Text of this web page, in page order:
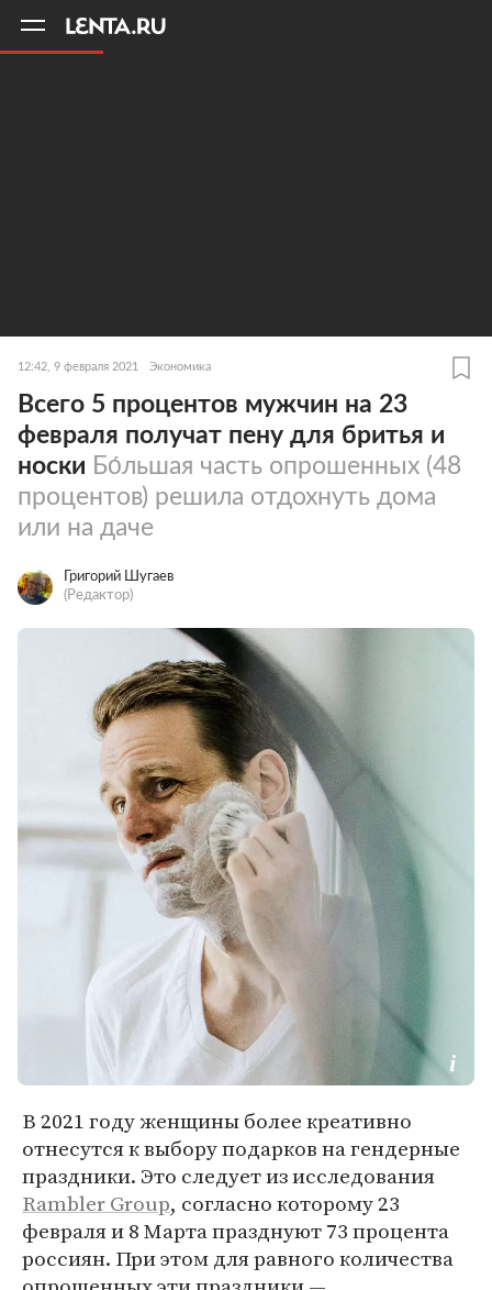
12:42, 9 февраля 2021 Экономика
Всего 5 процентов мужчин на 23
февраля получат пену для бритья и
носки Бо́льшая часть опрошенных (48
процентов) решила отдохнуть дома
или на даче
Григорий Шугаев
(Редактор)
В 2021 году женщины более креативно
отнесутся к выбору подарков на гендерные
праздники. Это следует из исследования
Rambler Group, согласно которому 23
февраля и 8 Марта празднуют 73 процента
россиян. При этом для равного количества